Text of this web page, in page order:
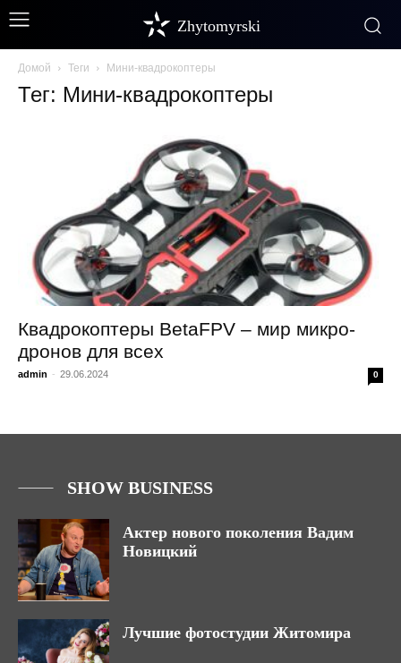
Zhytomyrski
Домой Теги Мини-квадрокоптеры
Тег: Мини-квадрокоптеры
Квадрокоптеры BetaFPV – мир микро-
дронов для всех
admin - 29.06.2024 0
SHOW BUSINESS
Актер нового поколения Вадим
Новицкий
Лучшие фотостудии Житомира